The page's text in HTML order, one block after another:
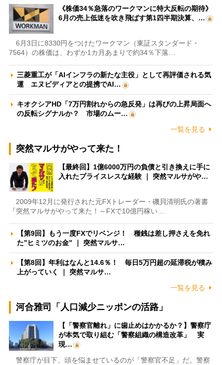
《株価34％急落のワークマンに特大反転の期待》
6月の売上低迷を吹き飛ばす第1四半期決算、…
6月3日に8330円をつけたワークマン（東証スタンダード・
7564）の株価は、わずか1カ月あまりで約34％下落…
三菱重工が「AIインフラの新たな主役」として再評価される気
運 エヌビディアとの提携でAI…
キオクシアHD「7万円割れからの急反発」は再びの上昇局面へ
の反転シグナルか？ 市場のムー…
一覧を見る
突然マルサがやって来た！
【最終回】1億6000万円の負債と引き換えに手に
入れたプライスレスな経験 ｜ 突然マルサがや…
2009年12月に発行された元FXトレーダー・磯貝清明氏の著書
『突然マルサがやって来た！～FXで10億円稼い…
【第9回】もう一度FXでリベンジ！ 種銭は差し押さえを免れ
た”ヒミツのお金” ｜ 突然マルサ…
【第8回】年利はなんと14.6％！ 毎日5万円超の延滞税が積み
上がっていく ｜ 突然マルサ…
一覧を見る
河合雅司「人口減少ニッポンの活路」
【「警察官離れ」に歯止めはかかるか？】警察庁
が本気で取り組む「警察組織の構造改革」 実
現…
警察庁が目下、頭を悩ませているのが「警察官不足」だ。警察